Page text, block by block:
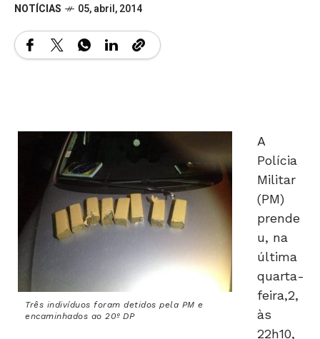
NOTÍCIAS 05, abril, 2014
encaminhados ao 20º DP
Polícia
Militar
(PM)
prende
u, na
última
quarta-
feira,2,
às
22h10,
no Setor Bueno, um indivíduo de 25 anos,